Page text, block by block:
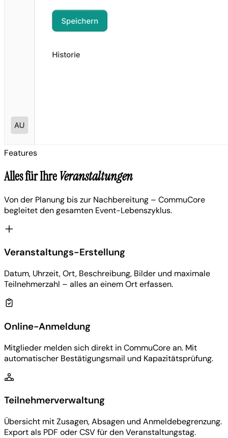
Features
Alles für IhreVeranstaltungen
Von der Planung bis zur Nachbereitung – CommuCore
begleitet den gesamten Event-Lebenszyklus.
Veranstaltungs-Erstellung
Datum, Uhrzeit, Ort, Beschreibung, Bilder und maximale
Teilnehmerzahl – alles an einem Ort erfassen.
Online-Anmeldung
Mitglieder melden sich direkt in CommuCore an. Mit
automatischer Bestätigungsmail und Kapazitätsprüfung.
Teilnehmerverwaltung
Übersicht mit Zusagen, Absagen und Anmeldebegrenzung.
Export als PDF oder CSV für den Veranstaltungstag.